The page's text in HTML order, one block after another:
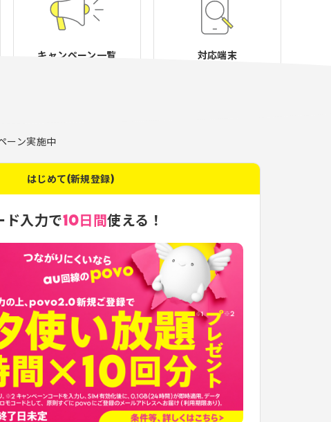
キャンペーン一覧 対応端末
ーン実施中
はじめて(新規登録)
ド入力で10日間使える！